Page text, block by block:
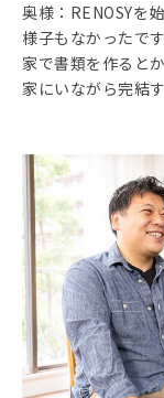
奥様：RENOSYを
様子もなかったで
家で書類を作ると
家にいながら完結